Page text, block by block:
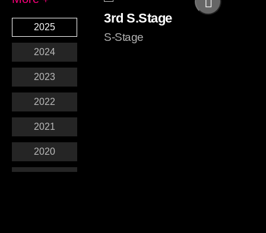
2025
2024
2023
2022
2021
2020
3rd S.Stage
S-Stage